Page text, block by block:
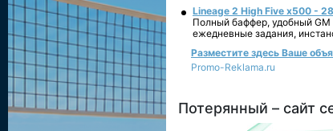
Lineage 2 High Five x500 -
Полный баффер, удобный GM
ежедневные задания,
Разместите здесь Ваше
Promo-Reklama.ru
Потерянный – сайт